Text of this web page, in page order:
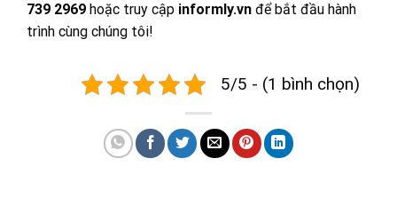
739 2969 hoặc truy cập informly.vn để bắt đầu hành
trình cùng chúng tôi!
5/5 - (1 bình chọn)